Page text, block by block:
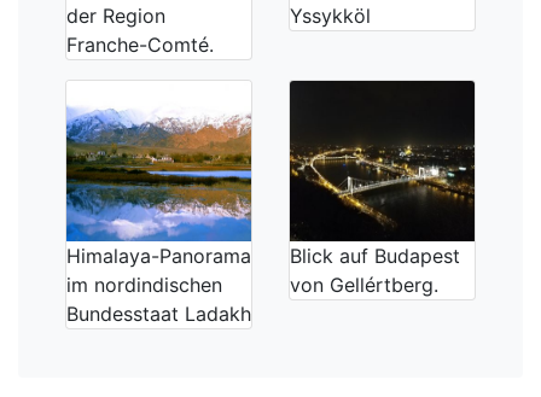
der Region
Franche-Comté.
Yssykköl
Himalaya-Panorama
im nordindischen
Bundesstaat Ladakh
Blick auf Budapest
von Gellértberg.